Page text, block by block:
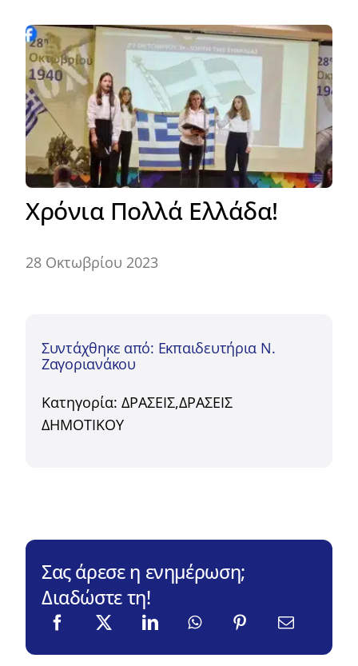
Χρόνια Πολλά Ελλάδα!
28 Οκτωβρίου 2023
Συντάχθηκε από: Εκπαιδευτήρια Ν.
Ζαγοριανάκου
Κατηγορία: ΔΡΑΣΕΙΣ,ΔΡΑΣΕΙΣ
ΔΗΜΟΤΙΚΟΥ
Σας άρεσε η ενημέρωση;
Διαδώστε τη!